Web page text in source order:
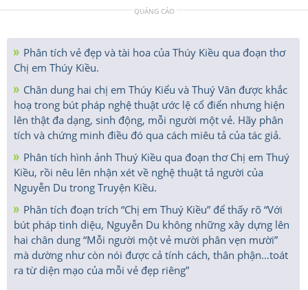
QUẢNG CÁO
Phân tích vẻ đẹp và tài hoa của Thúy Kiều qua đoạn thơ
Chị em Thúy Kiều.
Chân dung hai chị em Thúy Kiểu và Thuý Vân được khắc
hoạ trong bút pháp nghệ thuật ước lệ cổ điển nhưng hiện
lên thật đa dạng, sinh động, mỗi người một vẻ. Hãy phân
tích và chứng minh điều đó qua cách miêu tả của tác giả.
Phân tích hình ảnh Thuý Kiều qua đoạn thơ Chị em Thuý
Kiều, rồi nêu lên nhận xét về nghệ thuật tả người của
Nguyễn Du trong Truyện Kiều.
Phân tích đoạn trích “Chị em Thuý Kiều” để thấy rõ “Với
bút pháp tinh diệu, Nguyễn Du không những xây dựng lên
hai chân dung “Mỗi người một vẻ mười phân vẹn mười”
mà dường như còn nói được cả tính cách, thân phận…toát
ra từ diện mạo của mỗi vẻ đẹp riêng”